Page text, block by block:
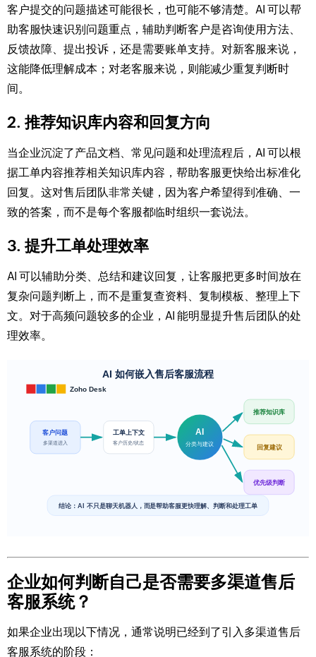
客户提交的问题描述可能很长，也可能不够清楚。AI 可以帮
助客服快速识别问题重点，辅助判断客户是咨询使用方法、
反馈故障、提出投诉，还是需要账单支持。对新客服来说，
这能降低理解成本；对老客服来说，则能减少重复判断时
间。
2. 推荐知识库内容和回复方向
当企业沉淀了产品文档、常见问题和处理流程后，AI 可以根
据工单内容推荐相关知识库内容，帮助客服更快给出标准化
回复。这对售后团队非常关键，因为客户希望得到准确、一
致的答案，而不是每个客服都临时组织一套说法。
3. 提升工单处理效率
AI 可以辅助分类、总结和建议回复，让客服把更多时间放在
复杂问题判断上，而不是重复查资料、复制模板、整理上下
文。对于高频问题较多的企业，AI 能明显提升售后团队的处
理效率。
企业如何判断自己是否需要多渠道售后
客服系统？
如果企业出现以下情况，通常说明已经到了引入多渠道售后
客服系统的阶段：